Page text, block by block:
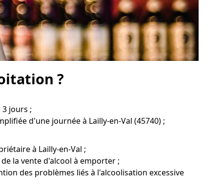
?
jours ;
d'une journée à Lailly-en-Val (45740) ;
à Lailly-en-Val ;
la vente d'alcool à emporter ;
des problèmes liés à l'alcoolisation excessive